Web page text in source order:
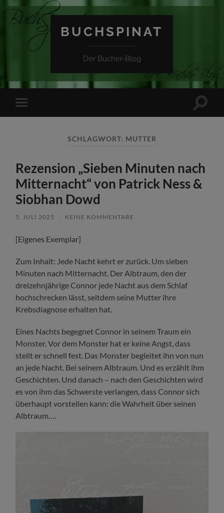
BUCHSPINAT
Der Bücher-Blog
Mobile-
Menü
SCHLAGWORT: MUTTER
Rezension „Sieben Minuten nach
Mitternacht“ von Patrick Ness &
Siobhan Dowd
5. JULI 2025 KEINE KOMMENTARE
[Eigenes Exemplar]
Zum Inhalt: Jede Nacht kehrt er zurück. Um sieben
Minuten nach Mitternacht. Der Albtraum, den der
dreizehnjährige Connor jede Nacht aus dem Schlaf
hochschrecken lässt, seitdem seine Mutter ihre
Krebsdiagnose erhalten hat.
Eines Nachts begegnet Connor in seinem Traum ein
Monster. Vor dem Monster hat er keine Angst, dass
stellt er schnell fest. Das Monster begleitet ihn von nun
an jede Nacht. Bei seinem Albtraum. Und es erzählt ihm
Geschichten. Und danach – nach den Geschichten wird
es von ihm das Schwerste verlangen, dass Connor sich
überhaupt vorstellen kann: die Wahrheit über seinen
Albtraum….